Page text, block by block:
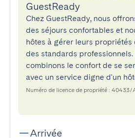
GuestReady
Chez GuestReady, nous
des séjours confortables et
hôtes à gérer leurs propriétés
des standards professionnels.
combinons le confort de se
avec un service digne d'un
Numéro de licence de propriété : 40433/
Arrivée